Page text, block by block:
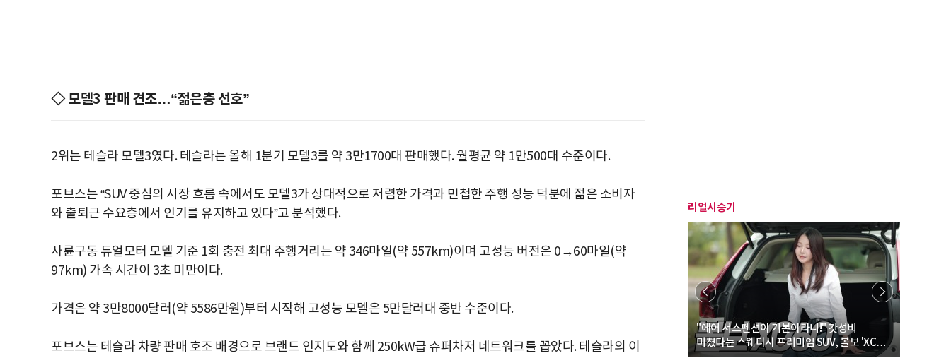
◇ 모델3 판매 견조…“젊은층 선호”
2위는 테슬라 모델3였다. 테슬라는 올해 1분기 모델3를 약 3만1700대 판매했다. 월평균 약 1만500대 수준이다.
포브스는 “SUV 중심의 시장 흐름 속에서도 모델3가 상대적으로 저렴한 가격과 민첩한 주행 성능 덕분에 젊은 소비자
와 출퇴근 수요층에서 인기를 유지하고 있다”고 분석했다.
사륜구동 듀얼모터 모델 기준 1회 충전 최대 주행거리는 약 346마일(약 557km)이며 고성능 버전은 0→60마일(약
97km) 가속 시간이 3초 미만이다.
가격은 약 3만8000달러(약 5586만원)부터 시작해 고성능 모델은 5만달러대 중반 수준이다.
포브스는 테슬라 차량 판매 호조 배경으로 브랜드 인지도와 함께 250kW급 슈퍼차저 네트워크를 꼽았다. 테슬라의 이
리얼시승기
초보자도 반할 반전 매력”
"에어 서스펜션이 기본이라니!" 갓성비
미쳤다는 스웨디시 프리미엄 SUV, 볼보 'XC60